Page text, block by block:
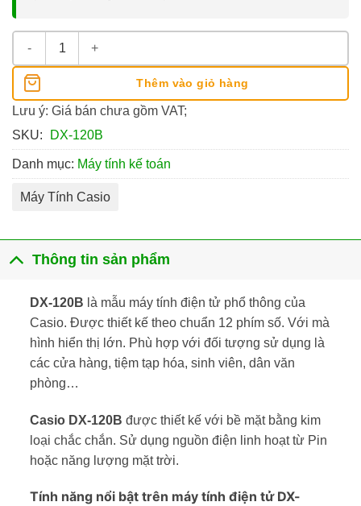
Máy Tính Điện Tử Casio DX-120B số lượng
Thêm vào giỏ hàng
Lưu ý: Giá bán chưa gồm VAT;
SKU:
DX-120B
Danh mục: Máy tính kế toán
Máy Tính Casio
Thông tin sản phẩm
DX-120B là mẫu máy tính điện tử phổ thông của
Casio. Được thiết kế theo chuẩn 12 phím số. Với mà
hình hiển thị lớn. Phù hợp với đối tượng sử dụng là
các cửa hàng, tiệm tạp hóa, sinh viên, dân văn
phòng…
Casio DX-120B được thiết kế với bề mặt bằng kim
loại chắc chắn. Sử dụng nguồn điện linh hoạt từ Pin
hoặc năng lượng mặt trời.
Tính năng nổi bật trên máy tính điện tử DX-